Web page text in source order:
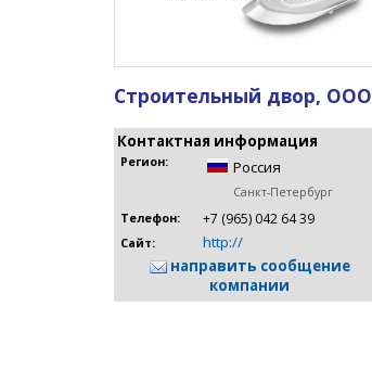
Строительный двор, ООО
Контактная информация
Регион: Россия
Санкт-Петербург
Телефон:
+7 (965) 042 64 39
Сайт:
http://
направить сообщение
компании